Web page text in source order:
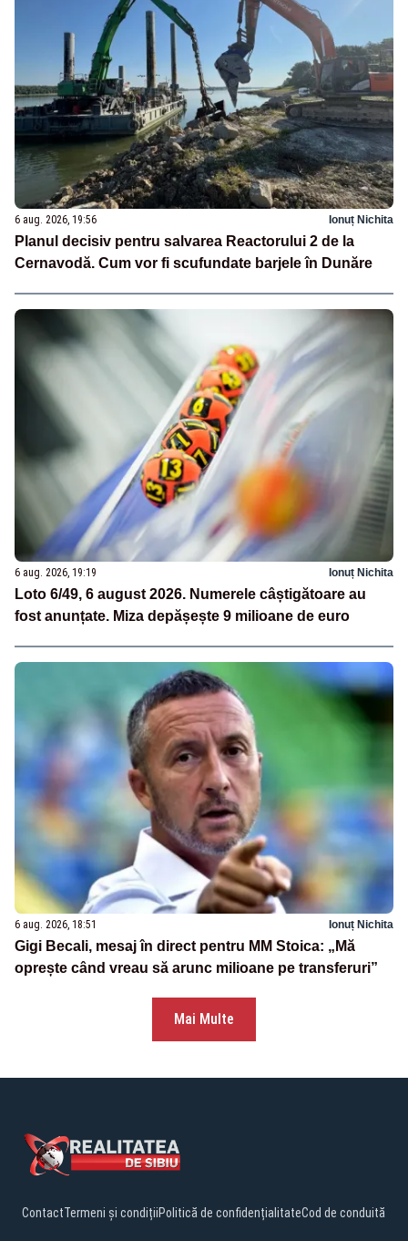
6 aug. 2026, 19:56 Ionuț Nichita
Planul decisiv pentru salvarea Reactorului 2 de la
Cernavodă. Cum vor fi scufundate barjele în Dunăre
6 aug. 2026, 19:19 Ionuț Nichita
Loto 6/49, 6 august 2026. Numerele câștigătoare au
fost anunțate. Miza depășește 9 milioane de euro
6 aug. 2026, 18:51 Ionuț Nichita
Gigi Becali, mesaj în direct pentru MM Stoica: „Mă
oprește când vreau să arunc milioane pe transferuri”
Mai Multe
ContactTermeni și condițiiPolitică de confidențialitateCod de conduită